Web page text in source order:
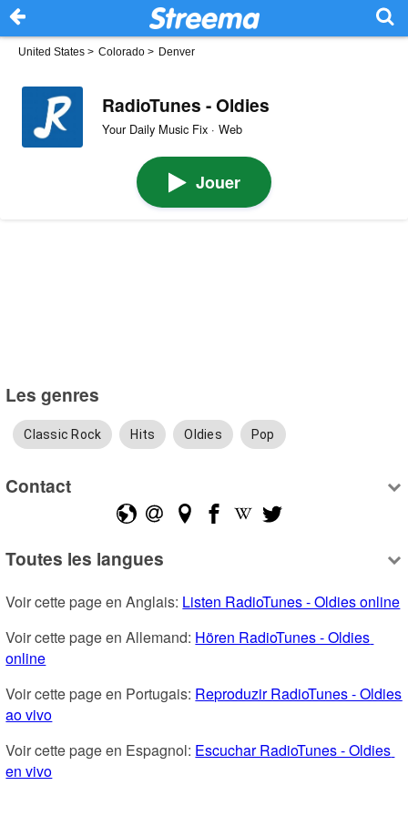
United States > Colorado > Denver
RadioTunes - Oldies
Your Daily Music Fix · Web
Jouer
Les genres
Classic Rock Hits Oldies Pop
Contact
Toutes les langues
Voir cette page en Anglais: Listen RadioTunes - Oldies online
Voir cette page en Allemand: Hören RadioTunes - Oldies
online
Voir cette page en Portugais: Reproduzir RadioTunes - Oldies
ao vivo
Voir cette page en Espagnol: Escuchar RadioTunes - Oldies
en vivo